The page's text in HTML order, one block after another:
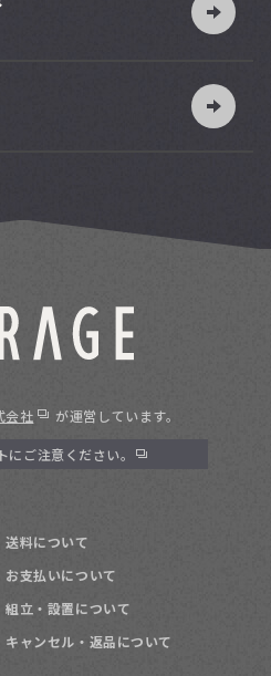
会社 が運営しています。
にご注意ください。
送料について
お支払いについて
組立・設置について
キャンセル・返品について